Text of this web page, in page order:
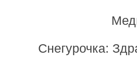
Снегурочка: